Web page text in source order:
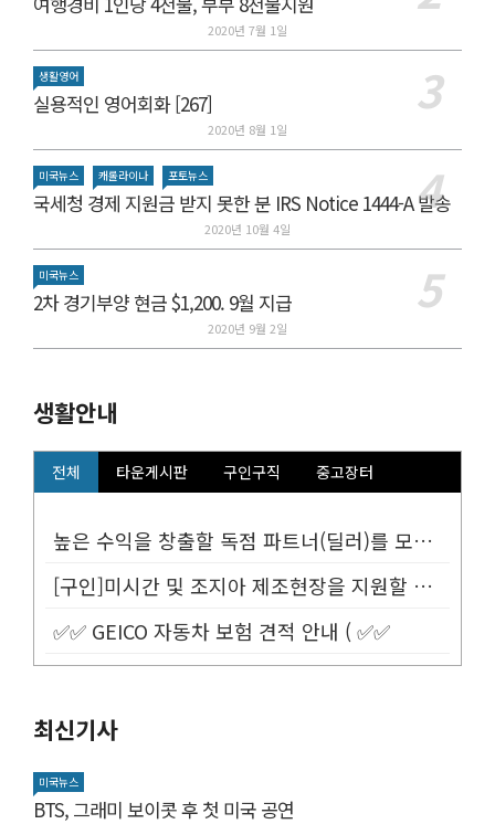
2020년 7월 1일
생활영어
실용적인 영어회화 [267]
2020년 8월 1일
미국뉴스 캐롤라이나 포토뉴스
국세청 경제 지원금 받지 못한 분 IRS Notice 1444-A 발송
2020년 10월 4일
미국뉴스
2차 경기부양 현금 $1,200. 9월 지급
2020년 9월 2일
생활안내
전체 타운게시판 구인구직 중고장터
높은 수익을 창출할 독점 파트너(딜러)를 모십니다.
[구인]미시간 및 조지아 제조현장을 지원할 Customer Service...
✅✅ GEICO 자동차 보험 견적 안내 ( ✅✅
최신기사
미국뉴스
BTS, 그래미 보이콧 후 첫 미국 공연